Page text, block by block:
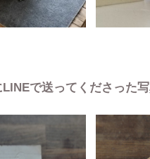
LINEで送ってくださった